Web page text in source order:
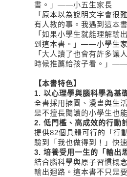
書。」——小五生家長
「原本以為說明文字會很
有人教的事。我遇到這本
「如果小學生就能理解輸
到這本書。」——小學生
「大人讀了也會有許多讓
時候推薦給孩子看。」
【本書特色】
1. 以心理學與腦科學為基
全書採用插圖、漫畫與生
是不擅長閱讀的小學生也
2. 低門檻、高成效的行動
提供82個具體可行的「行
驗到「我也做得到！」快
3. 培養受用一生的「輸出
結合腦科學與原子習慣概
輸出迴路。這本書不只是